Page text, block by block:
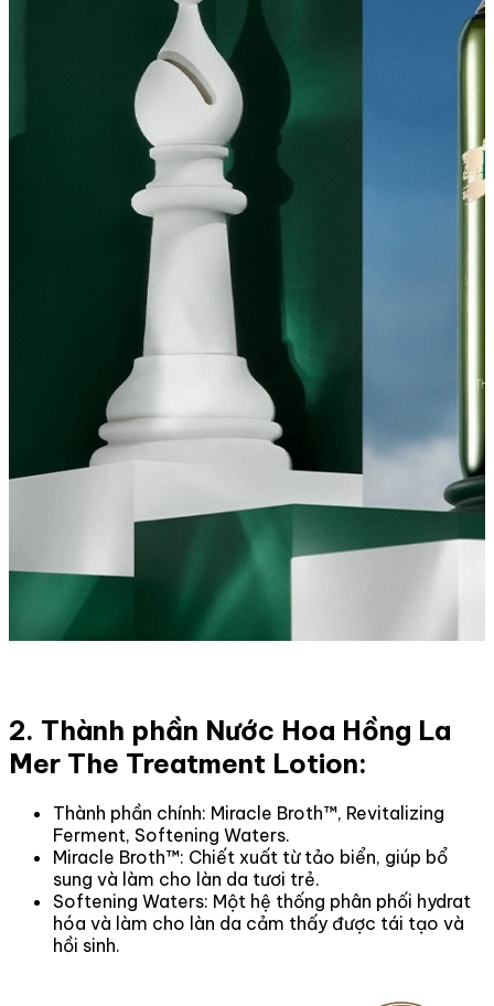
2. Thành phần Nước Hoa Hồng La
Mer The Treatment Lotion:
Thành phần chính: Miracle Broth™, Revitalizing
Ferment, Softening Waters.
Miracle Broth™: Chiết xuất từ ​​tảo biển, giúp bổ
sung và làm cho làn da tươi trẻ.
Softening Waters: Một hệ thống phân phối hydrat
hóa và làm cho làn da cảm thấy được tái tạo và
hồi sinh.